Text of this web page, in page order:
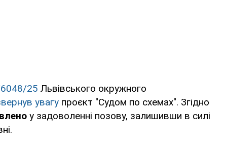
25 Львівського окружного
увагу проєкт "Судом по схемах". Згідно
у задоволенні позову, залишивши в силі